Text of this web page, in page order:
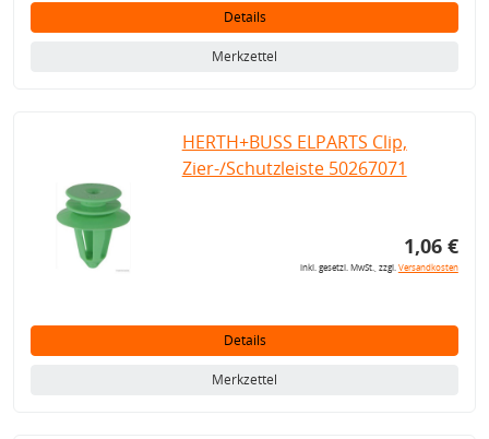
Details
Merkzettel
HERTH+BUSS ELPARTS Clip,
Zier-/Schutzleiste 50267071
1,06 €
inkl. gesetzl. MwSt., zzgl.Versandkosten
Details
Merkzettel